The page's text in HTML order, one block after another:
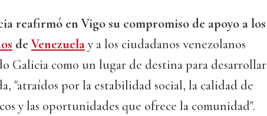
reafirmó en Vigo su compromiso de apoyo a los
deVenezuelay a los ciudadanos venezolanos
Galicia como un lugar de destina para desarrollar
"atraídos por la estabilidad social, la calidad de
y las oportunidades que ofrece la comunidad".